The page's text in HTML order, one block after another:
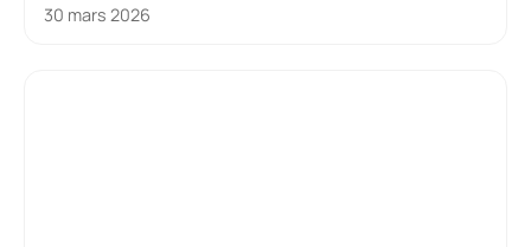
30 mars 2026